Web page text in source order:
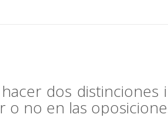
dos
o no en las